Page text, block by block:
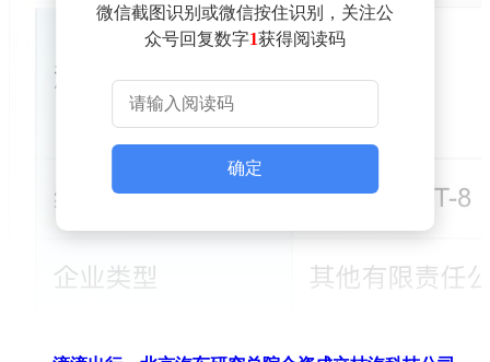
微信截图识别或微信按住识别，关注公
众号回复数字1获得阅读码
确定